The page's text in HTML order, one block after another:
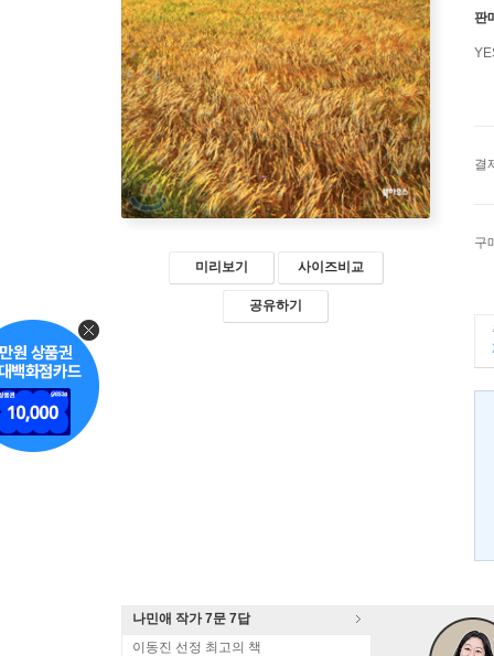
미리보기 사이즈비교
공유하기
판
결
구
나민애 작가 7문 7답
이동진 선정 최고의 책